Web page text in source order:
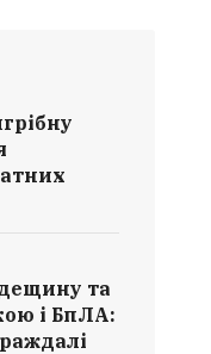
та
і БпЛА: